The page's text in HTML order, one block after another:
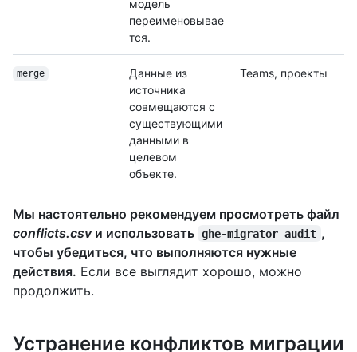
модель
переименовывае
тся.
merge
Данные из
источника
совмещаются с
существующими
данными в
целевом
объекте.
Teams, проекты
Мы настоятельно рекомендуем просмотреть файл
conflicts.csvи использовать ghe-migrator audit ,
чтобы убедиться, что выполняются нужные
действия. Если все выглядит хорошо, можно
продолжить.
Устранение конфликтов миграции